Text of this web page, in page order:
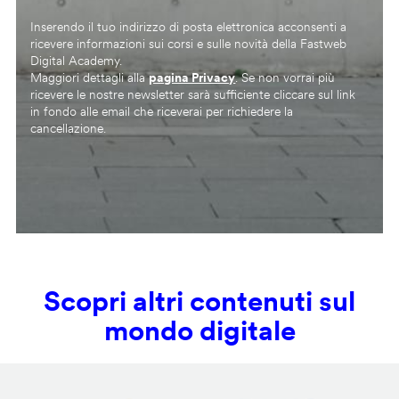
Inserendo il tuo indirizzo di posta elettronica acconsenti a
ricevere informazioni sui corsi e sulle novità della Fastweb
Digital Academy.
Maggiori dettagli allapagina Privacy. Se non vorrai più
ricevere le nostre newsletter sarà sufficiente cliccare sul link
in fondo alle email che riceverai per richiedere la
cancellazione.
Scopri altri contenuti sul
mondo digitale